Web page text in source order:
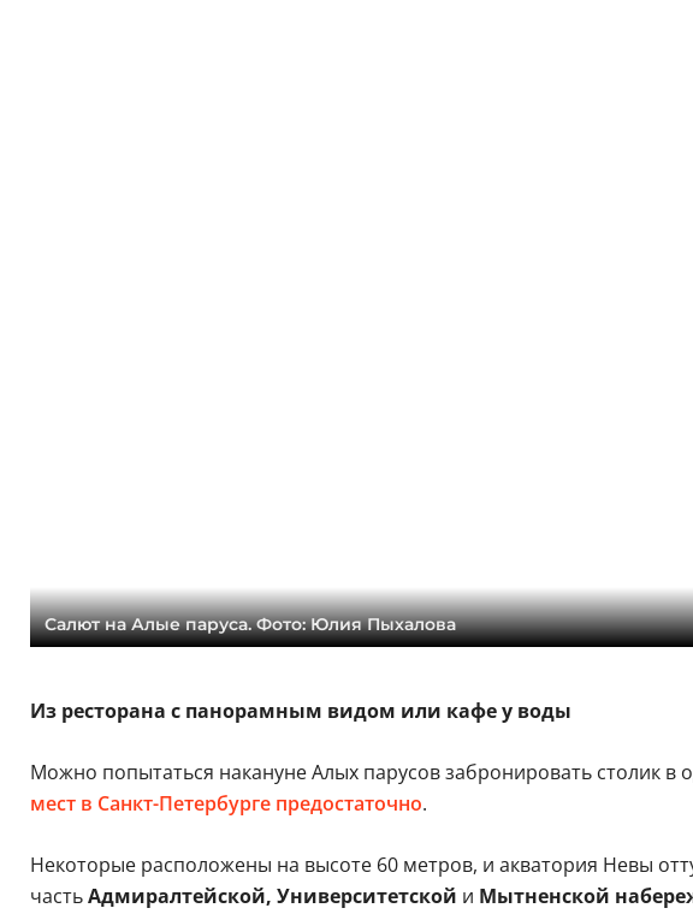
Салют на Алые паруса. Фото: Юлия Пыхалова
Из ресторана с панорамным видом или кафе у воды
Можно попытаться накануне Алых парусов забронировать столик
мест в Санкт-Петербурге предостаточно.